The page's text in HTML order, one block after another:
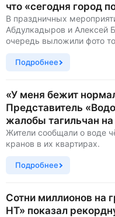
что «сегодня город
В праздничных
Абдулкадыров и Алексей
очередь выложили фото
Подробнее
«У меня бежит
Представитель
жалобы тагильчан
Жители сообщали о воде
кранов в их квартирах.
Подробнее
Сотни миллионов на
НТ» показал